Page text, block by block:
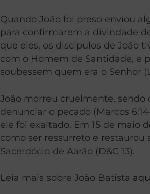
Quando João foi preso enviou
para confirmarem a divindade
que eles, os discípulos de João
com o Homem de Santidade, e
soubessem quem era o Senhor
João morreu cruelmente, sendo
denunciar o pecado (Marcos
ele foi exaltado. Em 15 de maio
como ser ressurreto e restaurou
Sacerdócio de Aarão (D&C 13).
Leia mais sobre João Batista